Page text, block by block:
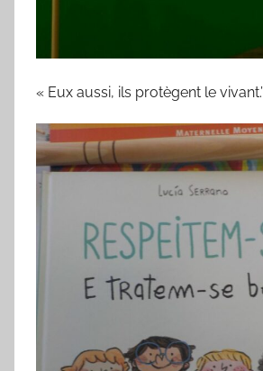
« Eux aussi, ils protègent le vivant.’